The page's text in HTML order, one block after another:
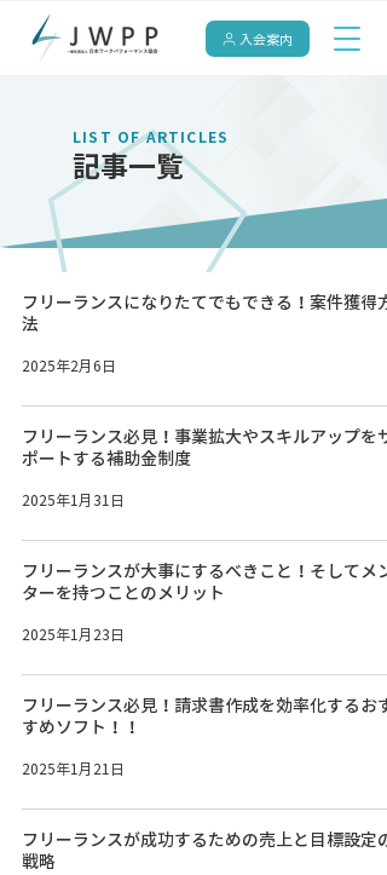
入会案内
LIST OF ARTICLES
記事一覧
フリーランスになりたてでもできる！案件獲得方
法
2025年2月6日
フリーランス必見！事業拡大やスキルアップをサ
ポートする補助金制度
2025年1月31日
フリーランスが大事にするべきこと！そしてメン
ターを持つことのメリット
2025年1月23日
フリーランス必見！請求書作成を効率化するおす
すめソフト！！
2025年1月21日
フリーランスが成功するための売上と目標設定の
戦略